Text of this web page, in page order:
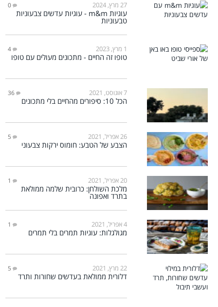
27 מרץ, 2024 0
עוגיות m&m - עוגיות עדשים צבעוניות
טבעוניות
1 מרץ, 2023 4
טופו זה החיים - מתכונים מעולים עם טופו
7 אוגוסט, 2021 36
הכל 10: סיפורים מהחיים בלי מתכונים
26 אפריל, 2021 5
הצבע של הטבע: חומוס ירקות צבעוני
20 אפריל, 2021 1
מלכת השולחן: כרובית שלמה ממולאת
בתרד ואפונה
4 אפריל, 2021 1
מגולגלות: עוגיות תמרים בלי תמרים
22 מרץ, 2021 5
דלורית ממולאת בעדשים שחורות ותרד